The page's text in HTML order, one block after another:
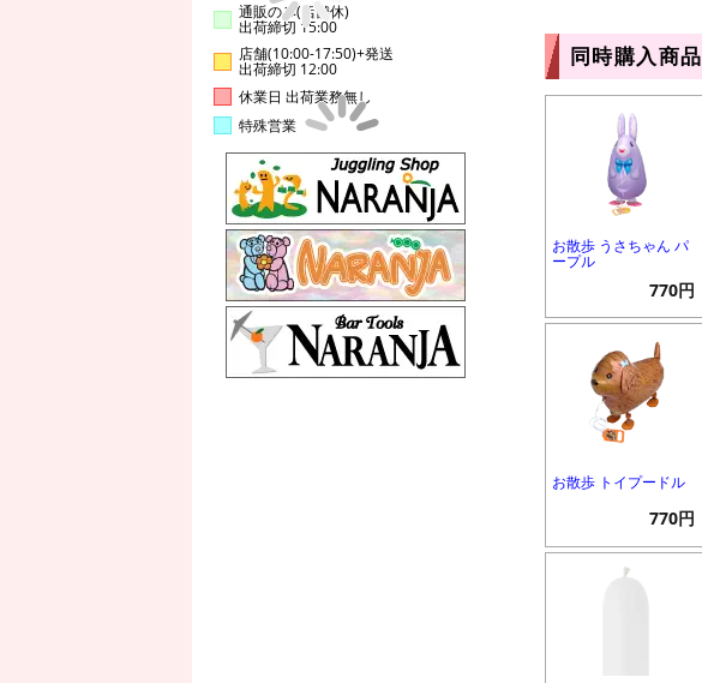
通販のみ(店舗休)
出荷締切 15:00
店舗(10:00-17:50)+発送
出荷締切 12:00
休業日 出荷業務無し
特殊営業
同時購入商品
お散歩 うさちゃん パ
ープル
770円
お散歩 トイプードル
770円